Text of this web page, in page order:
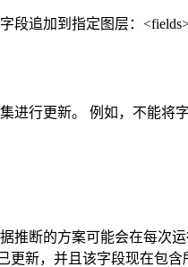
段追加到指定图层：
进行更新。 例如，不能将
推断的方案可能会在每次
新，并且该字段现在包